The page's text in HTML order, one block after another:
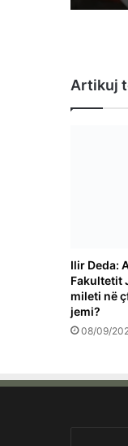
Artikuj
Ilir Deda:
Fakultetit
mileti në
jemi?
08/09/